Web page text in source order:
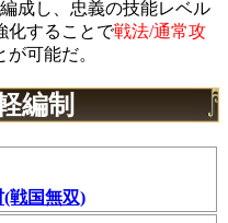
成し、忠義の技能レベル
化することで戦法/通常攻
が可能だ。
編制
戦国無双)